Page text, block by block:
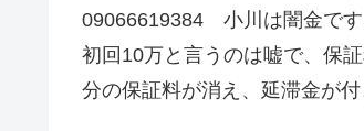
09066619384 小川は闇金です
初回10万と言うのは嘘で、保
分の保証料が消え、延滞金が付